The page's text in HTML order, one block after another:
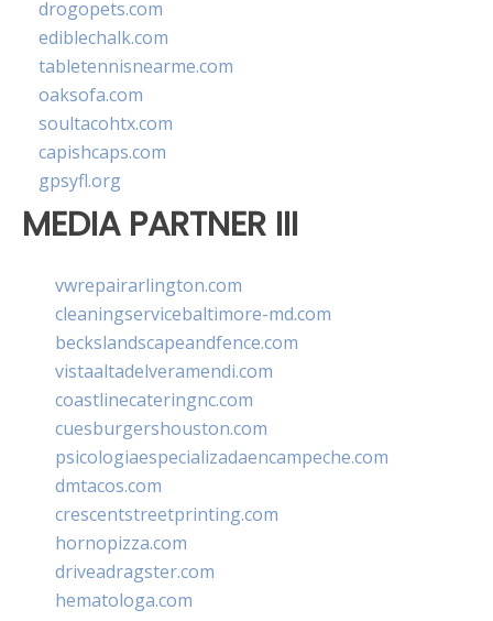
drogopets.com
ediblechalk.com
tabletennisnearme.com
oaksofa.com
soultacohtx.com
capishcaps.com
gpsyfl.org
MEDIA PARTNER III
vwrepairarlington.com
cleaningservicebaltimore-md.com
beckslandscapeandfence.com
vistaaltadelveramendi.com
coastlinecateringnc.com
cuesburgershouston.com
psicologiaespecializadaencampeche.com
dmtacos.com
crescentstreetprinting.com
hornopizza.com
driveadragster.com
hematologa.com